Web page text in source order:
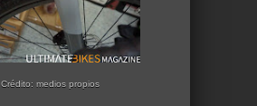
Crédito: medios propios